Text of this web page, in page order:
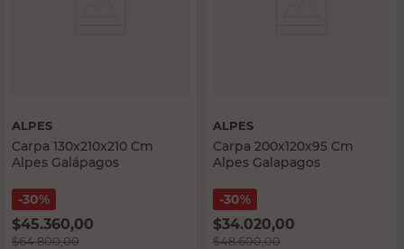
ALPES
Carpa 130x210x210 Cm
Alpes Galápagos
30%
$45.360,00
$64.800,00
ALPES
Carpa 200x120x95 Cm
Alpes Galapagos
30%
$34.020,00
$48.600,00